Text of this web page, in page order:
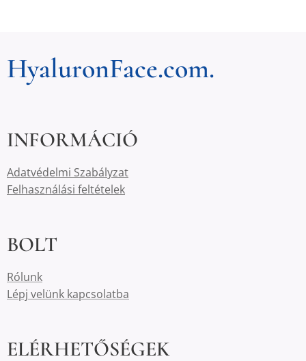
HyaluronFace.com.
INFORMÁCIÓ
Adatvédelmi Szabályzat
Felhasználási feltételek
BOLT
Rólunk
Lépj velünk kapcsolatba
ELÉRHETŐSÉGEK